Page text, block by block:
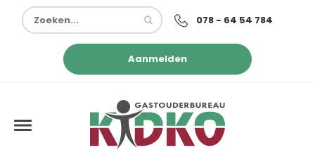
078 - 64 54 784
Aanmelden